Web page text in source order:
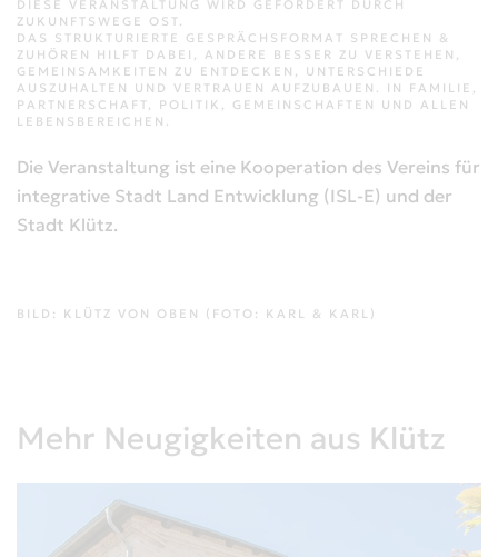
DIESE VERANSTALTUNG WIRD GEFÖRDERT DURCH
ZUKUNFTSWEGE OST.
DAS STRUKTURIERTE GESPRÄCHSFORMAT SPRECHEN &
ZUHÖREN HILFT DABEI, ANDERE BESSER ZU VERSTEHEN,
GEMEINSAMKEITEN ZU ENTDECKEN, UNTERSCHIEDE
AUSZUHALTEN UND VERTRAUEN AUFZUBAUEN. IN FAMILIE,
PARTNERSCHAFT, POLITIK, GEMEINSCHAFTEN UND ALLEN
LEBENSBEREICHEN.
Die Veranstaltung ist eine Kooperation des Vereins für
integrative Stadt Land Entwicklung (ISL-E) und der
Stadt Klütz.
BILD: KLÜTZ VON OBEN (FOTO: KARL & KARL)
Mehr Neugigkeiten aus Klütz